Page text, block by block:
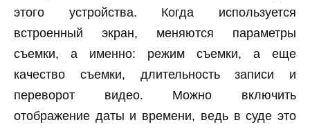
этого устройства. Когда используется
встроенный экран, меняются параметры
съемки, а именно: режим съемки, а еще
качество съемки, длительность записи и
переворот видео. Можно включить
отображение даты и времени, ведь в суде это